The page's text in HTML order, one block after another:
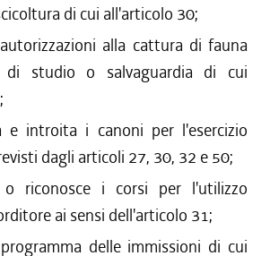
di cui all'articolo 30;
alla cattura di fauna
studio o salvaguardia di cui
e introita i canoni per l'esercizio
dagli articoli 27, 30, 32 e 50;
o riconosce i corsi per l'utilizzo
ai sensi dell'articolo 31;
delle immissioni di cui